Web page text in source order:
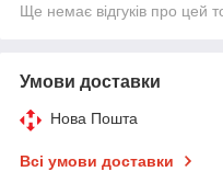
Ще немає відгуків про цей
Умови доставки
Нова Пошта
Всі умови доставки